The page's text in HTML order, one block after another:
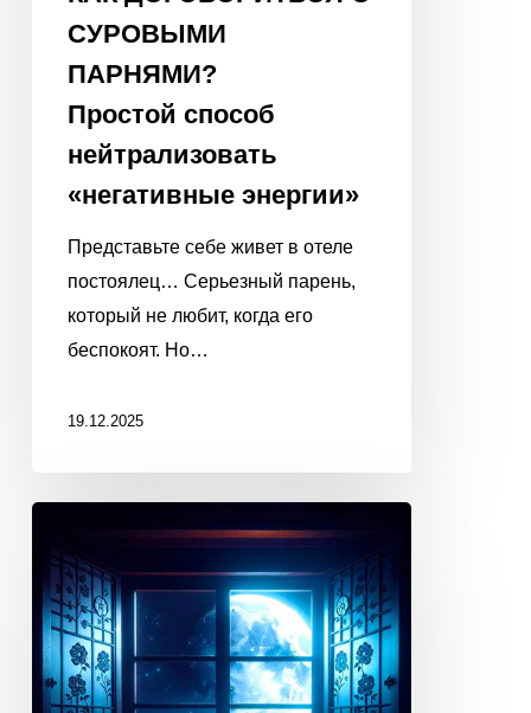
СУРОВЫМИ
ПАРНЯМИ?
Простой способ
нейтрализовать
«негативные энергии»
Представьте себе живет в отеле
постоялец… Серьезный парень,
который не любит, когда его
беспокоят. Но…
19.12.2025
ЛУНУ
ИСПОЛНИТЬ
ВАШУ
МЕЧТУ!
21